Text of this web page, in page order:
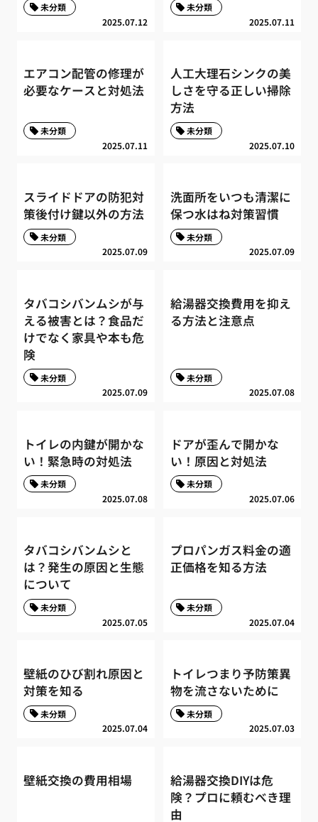
2025.07.12
未分類
2025.07.11
未分類
エアコン配管の修理が
必要なケースと対処法
2025.07.11
未分類
人工大理石シンクの美
しさを守る正しい掃除
方法
2025.07.10
未分類
スライドドアの防犯対
策後付け鍵以外の方法
2025.07.09
未分類
洗面所をいつも清潔に
保つ水はね対策習慣
2025.07.09
未分類
タバコシバンムシが与
える被害とは？食品だ
けでなく家具や本も危
険
2025.07.09
未分類
給湯器交換費用を抑え
る方法と注意点
2025.07.08
未分類
トイレの内鍵が開かな
い！緊急時の対処法
2025.07.08
未分類
ドアが歪んで開かな
い！原因と対処法
2025.07.06
未分類
タバコシバンムシと
は？発生の原因と生態
について
2025.07.05
未分類
プロパンガス料金の適
正価格を知る方法
2025.07.04
未分類
壁紙のひび割れ原因と
対策を知る
2025.07.04
未分類
トイレつまり予防策異
物を流さないために
2025.07.03
未分類
壁紙交換の費用相場
給湯器交換DIYは危
険？プロに頼むべき理
由